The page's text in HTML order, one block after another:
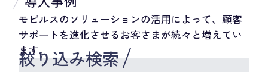
お知らせ
セミナー
お役立ち資料
モビルスのソリューションの活用によって、顧客
サポートを進化させるお客さまが続々と増えてい
ます。
絞り込み検索